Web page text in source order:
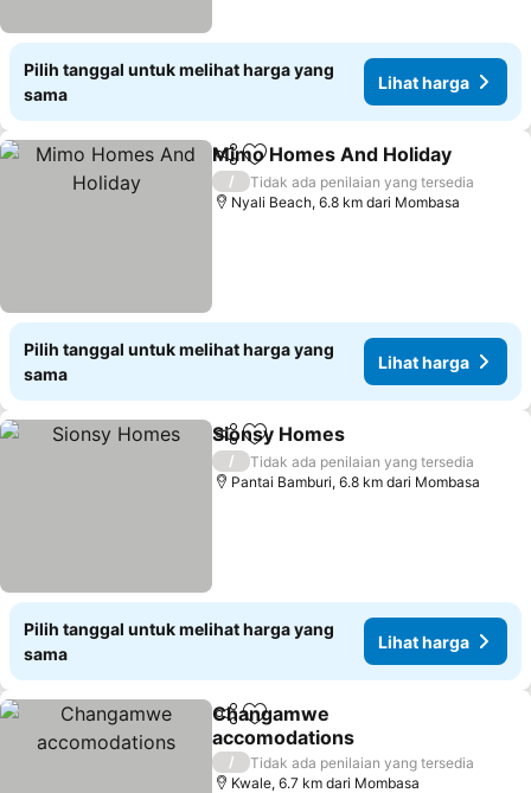
Pilih tanggal untuk melihat harga yang
sama
Lihat harga
BagikanTambahkan ke favorit
Mimo Homes And Holiday
/
Tidak ada penilaian yang tersedia
Nyali Beach, 6.8 km dari Mombasa
Pilih tanggal untuk melihat harga yang
sama
Lihat harga
BagikanTambahkan ke favorit
Sionsy Homes
/
Tidak ada penilaian yang tersedia
Pantai Bamburi, 6.8 km dari Mombasa
Pilih tanggal untuk melihat harga yang
sama
Lihat harga
BagikanTambahkan ke favorit
Changamwe
accomodations
Lihat harga
/
Tidak ada penilaian yang tersedia
Kwale, 6.7 km dari Mombasa